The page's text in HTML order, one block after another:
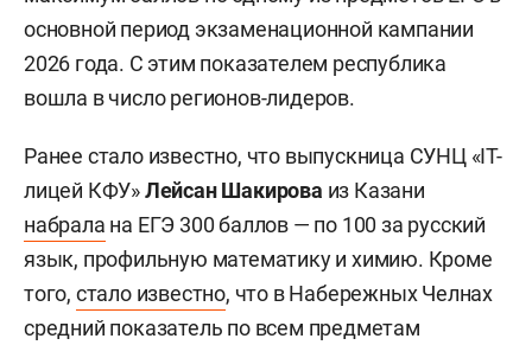
основной период экзаменационной кампании
2026 года. С этим показателем республика
вошла в число регионов-лидеров.
Ранее стало известно, что выпускница СУНЦ «IT-
лицей КФУ»Лейсан Шакирова из Казани
набрала на ЕГЭ 300 баллов — по 100 за русский
язык, профильную математику и химию. Кроме
того, стало известно, что в Набережных Челнах
средний показатель по всем предметам